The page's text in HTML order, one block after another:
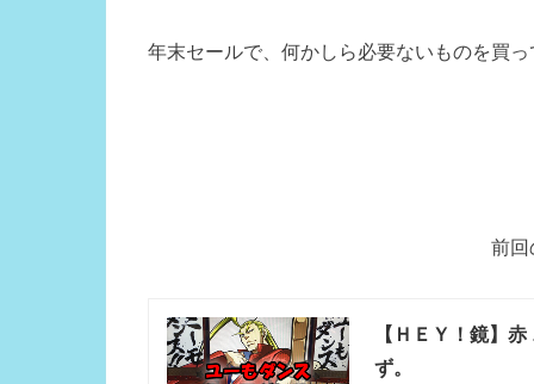
年末セールで、何かしら必要ないものを買
前回
【ＨＥＹ！鏡】
ず。